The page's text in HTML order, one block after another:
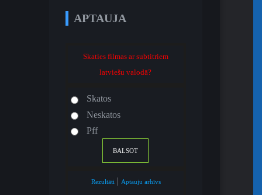
APTAUJA
Skaties filmas ar subtitriem
latviešu valodā?
Skatos
Neskatos
Pff
Rezultāti | Aptauju arhīvs